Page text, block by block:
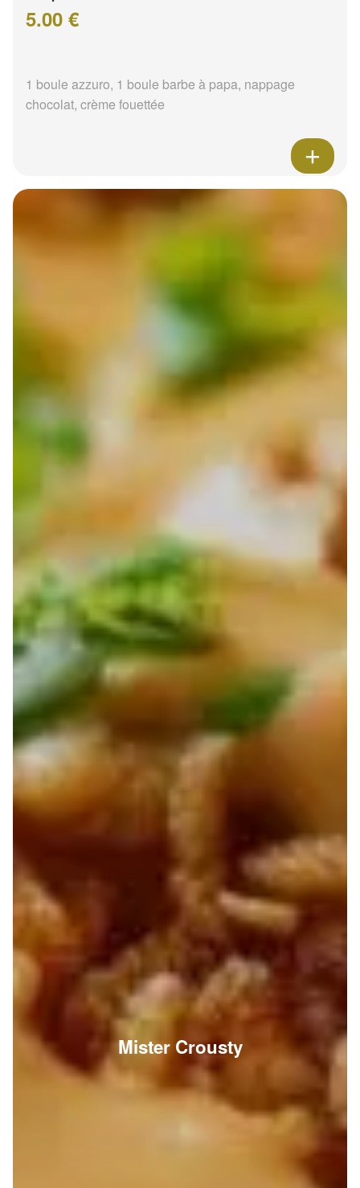
5.00 €
1 boule azzuro, 1 boule barbe à papa, nappage
chocolat, crème fouettée
Mister Crousty